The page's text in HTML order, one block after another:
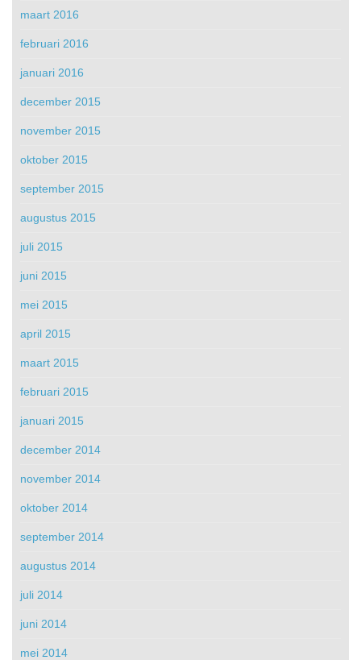
maart 2016
februari 2016
januari 2016
december 2015
november 2015
oktober 2015
september 2015
augustus 2015
juli 2015
juni 2015
mei 2015
april 2015
maart 2015
februari 2015
januari 2015
december 2014
november 2014
oktober 2014
september 2014
augustus 2014
juli 2014
juni 2014
mei 2014